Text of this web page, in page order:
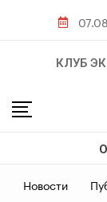
КЛУБ
Новости